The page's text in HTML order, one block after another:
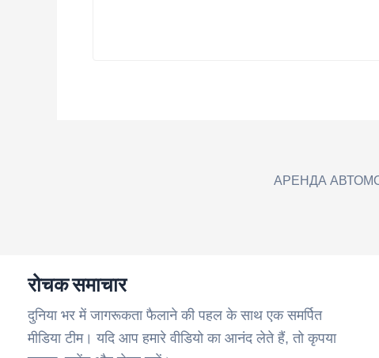
АРЕНДА
रोचक समाचार
दुनिया भर में जागरूकता फैलाने की पहल के साथ एक समर्पित
मीडिया टीम। यदि आप हमारे वीडियो का आनंद लेते हैं, तो कृपया